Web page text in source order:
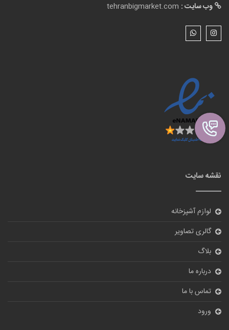
وب سایت : tehranbigmarket.com
نقشه سایت
لوازم آشپزخانه
گالری تصاویر
بلاگ
درباره ما
تماس با ما
ورود